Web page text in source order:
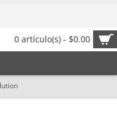
0 artículo(s) - $0.00